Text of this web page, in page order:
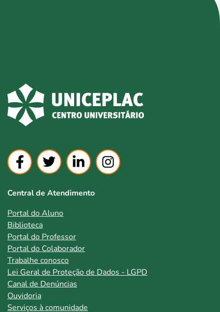
Central de Atendimento
Portal do Aluno
Biblioteca
Portal do Professor
Portal do Colaborador
Trabalhe conosco
Lei Geral de Proteção de Dados - LGPD
Canal de Denúncias
Ouvidoria
Serviços à comunidade